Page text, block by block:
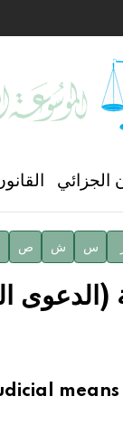
الجزائي
س ش ص
(الدعوى